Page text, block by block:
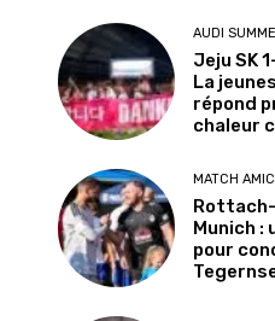
AUDI
Jeju SK
La
répond
chaleur
MATCH
Munich :
pour